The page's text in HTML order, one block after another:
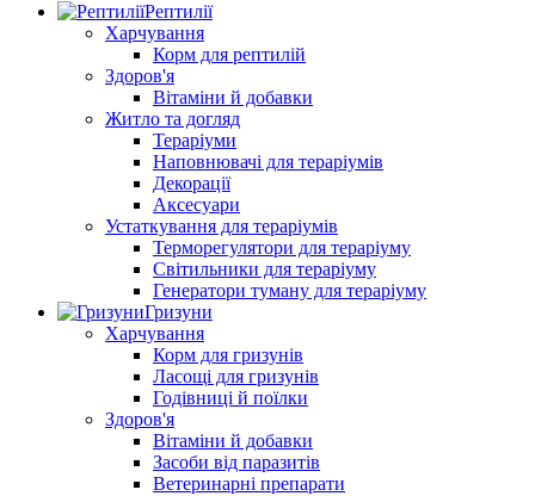
Рептилії
Харчування
Корм для рептилій
Здоров'я
Вітаміни й добавки
Житло та догляд
Тераріуми
Наповнювачі для тераріумів
Декорації
Аксесуари
Устаткування для тераріумів
Терморегулятори для тераріуму
Світильники для тераріуму
Генератори туману для тераріуму
Гризуни
Харчування
Корм для гризунів
Ласощі для гризунів
Годівниці й поїлки
Здоров'я
Вітаміни й добавки
Засоби від паразитів
Ветеринарні препарати